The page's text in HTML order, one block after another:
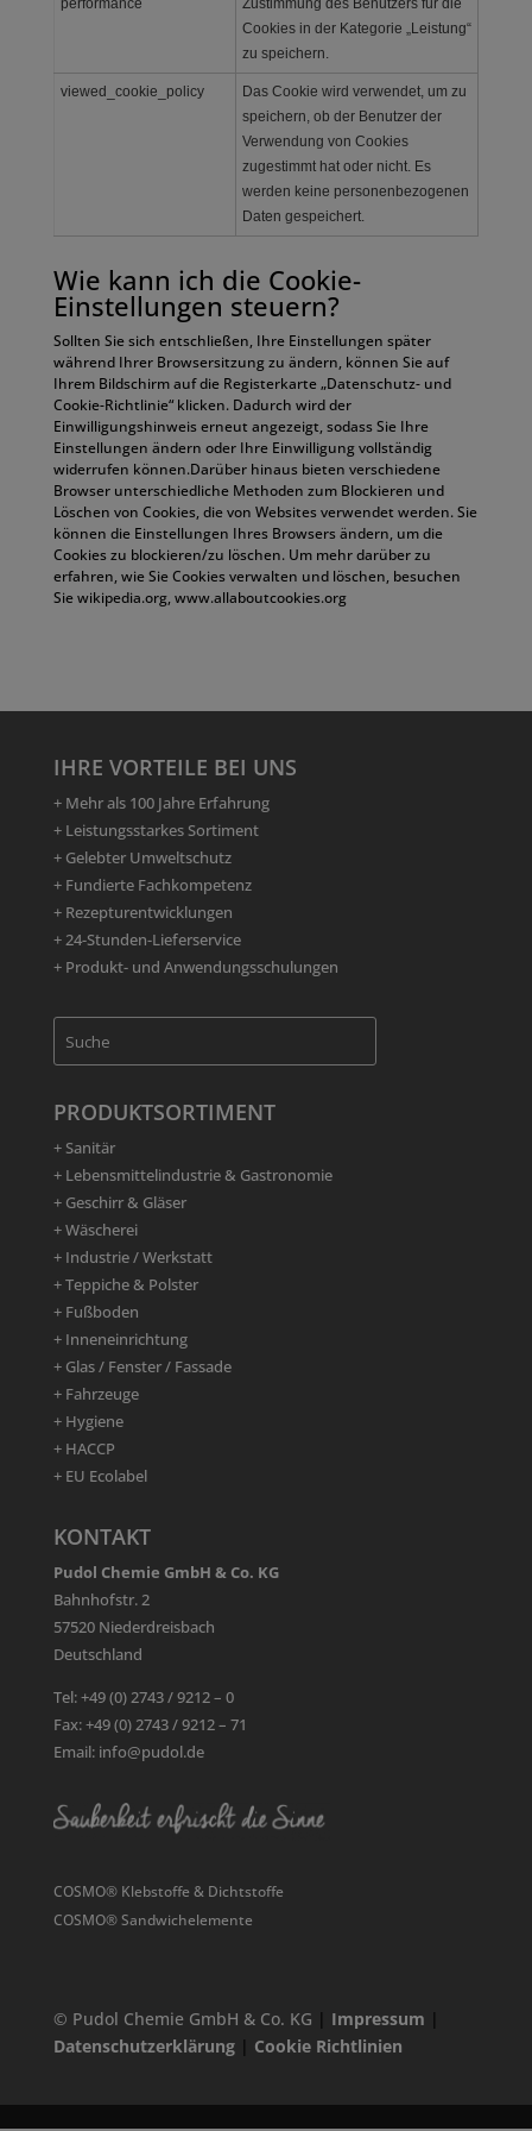
performance
Zustimmung des Benutzers für die
Cookies in der Kategorie „Leistung“
zu speichern.
viewed_cookie_policy
Das Cookie wird verwendet, um zu
speichern, ob der Benutzer der
Verwendung von Cookies
zugestimmt hat oder nicht. Es
werden keine personenbezogenen
Daten gespeichert.
Wie kann ich die Cookie-
Einstellungen steuern?
Sollten Sie sich entschließen, Ihre Einstellungen später
während Ihrer Browsersitzung zu ändern, können Sie auf
Ihrem Bildschirm auf die Registerkarte „Datenschutz- und
Cookie-Richtlinie“ klicken. Dadurch wird der
Einwilligungshinweis erneut angezeigt, sodass Sie Ihre
Einstellungen ändern oder Ihre Einwilligung vollständig
widerrufen können.Darüber hinaus bieten verschiedene
Browser unterschiedliche Methoden zum Blockieren und
Löschen von Cookies, die von Websites verwendet werden. Sie
können die Einstellungen Ihres Browsers ändern, um die
Cookies zu blockieren/zu löschen. Um mehr darüber zu
erfahren, wie Sie Cookies verwalten und löschen, besuchen
Sie wikipedia.org, www.allaboutcookies.org
IHRE VORTEILE BEI UNS
+ Mehr als 100 Jahre Erfahrung
+ Leistungsstarkes Sortiment
+ Gelebter Umweltschutz
+ Fundierte Fachkompetenz
+ Rezepturentwicklungen
+ 24-Stunden-Lieferservice
+ Produkt- und Anwendungsschulungen
PRODUKTSORTIMENT
+ Sanitär
+ Lebensmittelindustrie & Gastronomie
+ Geschirr & Gläser
+ Wäscherei
+ Industrie / Werkstatt
+ Teppiche & Polster
+ Fußboden
+ Inneneinrichtung
+ Glas / Fenster / Fassade
+ Fahrzeuge
+ Hygiene
+ HACCP
+ EU Ecolabel
KONTAKT
Pudol Chemie GmbH & Co. KG
Bahnhofstr. 2
57520 Niederdreisbach
Deutschland
Tel: +49 (0) 2743 / 9212 – 0
Fax: +49 (0) 2743 / 9212 – 71
Email: info@pudol.de
COSMO® Klebstoffe & Dichtstoffe
COSMO® Sandwichelemente
© Pudol Chemie GmbH & Co. KG | Impressum |
Datenschutzerklärung| Cookie Richtlinien